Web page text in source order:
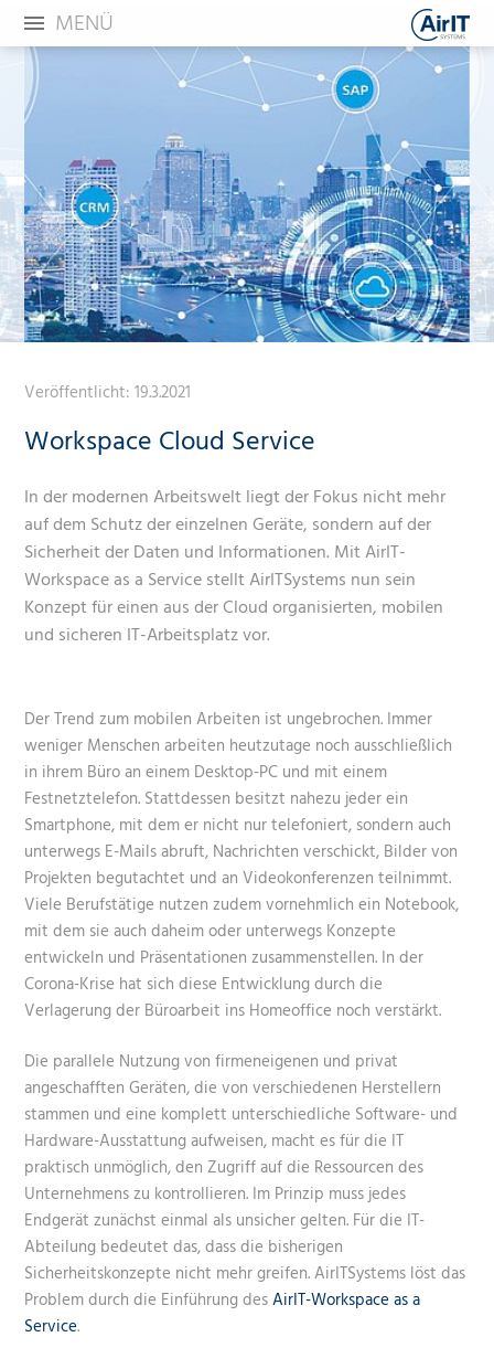
MENÜ
Veröffentlicht:19.3.2021
Workspace Cloud Service
In der modernen Arbeitswelt liegt der Fokus nicht mehr
auf dem Schutz der einzelnen Geräte, sondern auf der
Sicherheit der Daten und Informationen. Mit AirIT-
Workspace as a Service stellt AirITSystems nun sein
Konzept für einen aus der Cloud organisierten, mobilen
und sicheren IT-Arbeitsplatz vor.
Der Trend zum mobilen Arbeiten ist ungebrochen. Immer
weniger Menschen arbeiten heutzutage noch ausschließlich
in ihrem Büro an einem Desktop-PC und mit einem
Festnetztelefon. Stattdessen besitzt nahezu jeder ein
Smartphone, mit dem er nicht nur telefoniert, sondern auch
unterwegs E-Mails abruft, Nachrichten verschickt, Bilder von
Projekten begutachtet und an Videokonferenzen teilnimmt.
Viele Berufstätige nutzen zudem vornehmlich ein Notebook,
mit dem sie auch daheim oder unterwegs Konzepte
entwickeln und Präsentationen zusammenstellen. In der
Corona-Krise hat sich diese Entwicklung durch die
Verlagerung der Büroarbeit ins Homeoffice noch verstärkt.
Die parallele Nutzung von firmeneigenen und privat
angeschafften Geräten, die von verschiedenen Herstellern
stammen und eine komplett unterschiedliche Software- und
Hardware-Ausstattung aufweisen, macht es für die IT
praktisch unmöglich, den Zugriff auf die Ressourcen des
Unternehmens zu kontrollieren. Im Prinzip muss jedes
Endgerät zunächst einmal als unsicher gelten. Für die IT-
Abteilung bedeutet das, dass die bisherigen
Sicherheitskonzepte nicht mehr greifen. AirITSystems löst das
Problem durch die Einführung desAirIT-Workspace as a
Service.